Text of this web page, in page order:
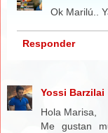
Ok Marilú..
Responder
Yossi Barzilai
Hola Marisa,
Me gustan